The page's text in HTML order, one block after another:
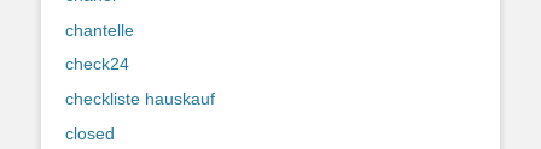
chantelle
check24
checkliste hauskauf
closed